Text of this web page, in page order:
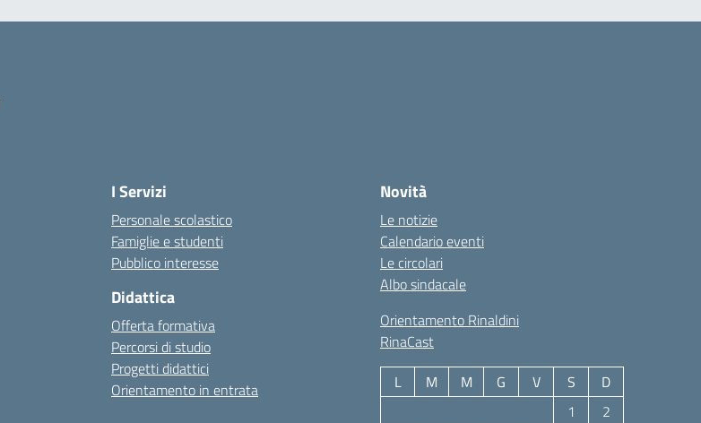
I Servizi
Personale scolastico
Famiglie e studenti
Pubblico interesse
Didattica
Offerta formativa
Percorsi di studio
Progetti didattici
Orientamento in entrata
Novità
Le notizie
Calendario eventi
Le circolari
Albo sindacale
Orientamento Rinaldini
RinaCast
L M M G V S
D
1
2